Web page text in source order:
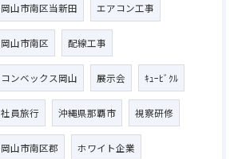
岡山市南区当新田 エアコン工事
岡山市南区 配線工事
コンベックス岡山 展示会 ｷｭｰﾋﾞｸﾙ
社員旅行 沖縄県那覇市 視察研修
岡山市南区郡 ホワイト企業